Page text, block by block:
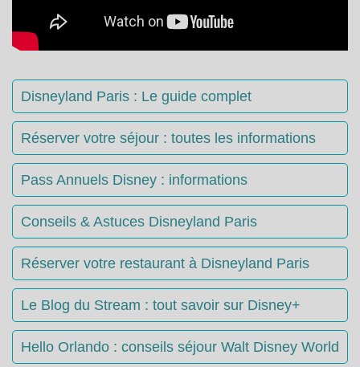
Disneyland Paris : Le guide complet
Réserver votre séjour : toutes les informations
Pass Annuels Disney : informations
Conseils & Astuces Disneyland Paris
Réserver votre restaurant à Disneyland Paris
Le Blog du Stream : tout savoir sur Disney+
Hello Orlando : conseils séjour Walt Disney World